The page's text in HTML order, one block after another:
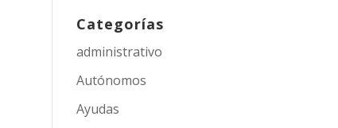
Categorías
administrativo
Autónomos
Ayudas